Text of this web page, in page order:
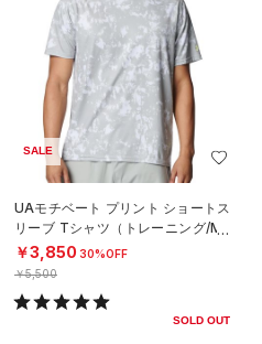
SALE
UAモチベート プリント ショートス
リーブ Tシャツ（トレーニング/ME
N）
￥3,850 30%OFF
￥5,500
SOLD OUT